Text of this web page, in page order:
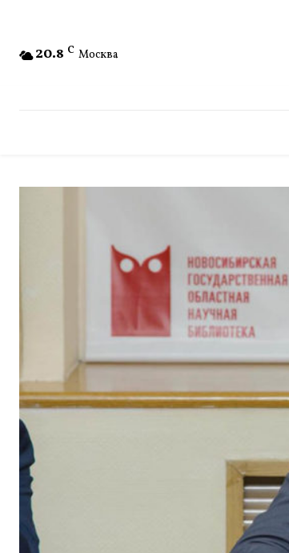
20.8 C Москва